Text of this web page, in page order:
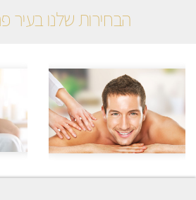
הבחירות שלנו בעיר